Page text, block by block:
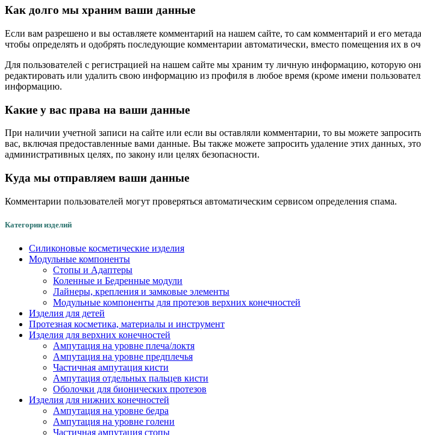
Как долго мы храним ваши данные
Если вам разрешено и вы оставляете комментарий на нашем сайте, то сам комментарий и его
чтобы определять и одобрять последующие комментарии автоматически, вместо помещения их в
Для пользователей с регистрацией на нашем сайте мы храним ту личную информацию, которую
редактировать или удалить свою информацию из профиля в любое время (кроме имени
информацию.
Какие у вас права на ваши данные
При наличии учетной записи на сайте или если вы оставляли комментарии, то вы можете
вас, включая предоставленные вами данные. Вы также можете запросить удаление этих данных,
административных целях, по закону или целях безопасности.
Куда мы отправляем ваши данные
Комментарии пользователей могут проверяться автоматическим сервисом определения спама.
Категории изделий
Силиконовые косметические изделия
Модульные компоненты
Стопы и Адаптеры
Коленные и Бедренные модули
Лайнеры, крепления и замковые элементы
Модульные компоненты для протезов верхних конечностей
Изделия для детей
Протезная косметика, материалы и инструмент
Изделия для верхних конечностей
Ампутация на уровне плеча/локтя
Ампутация на уровне предплечья
Частичная ампутация кисти
Ампутация отдельных пальцев кисти
Оболочки для бионических протезов
Изделия для нижних конечностей
Ампутация на уровне бедра
Ампутация на уровне голени
Частичная ампутация стопы